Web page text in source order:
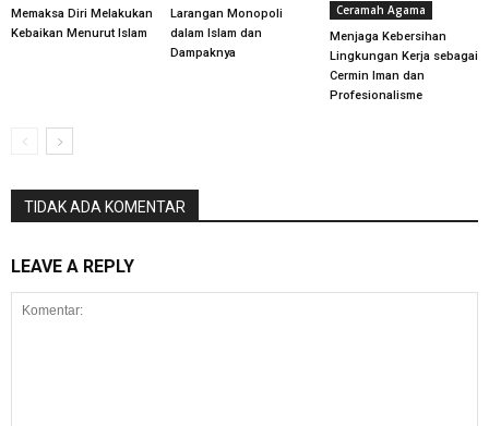
Memaksa Diri Melakukan
Kebaikan Menurut Islam
Larangan Monopoli
dalam Islam dan
Dampaknya
Ceramah Agama
Menjaga Kebersihan
Lingkungan Kerja sebagai
Cermin Iman dan
Profesionalisme
TIDAK ADA KOMENTAR
LEAVE A REPLY